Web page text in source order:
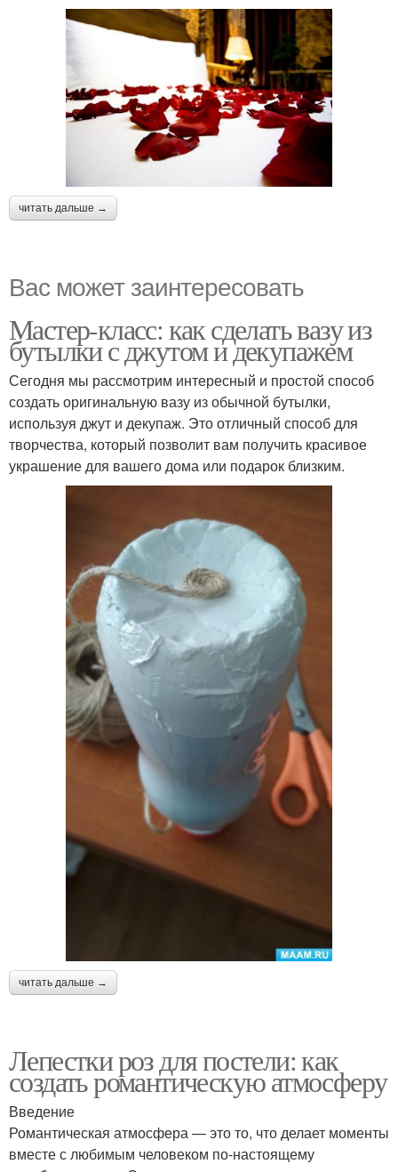
читать дальше →
Вас может заинтересовать
Мастер-класс: как сделать вазу из
бутылки с джутом и декупажем
Сегодня мы рассмотрим интересный и простой способ
создать оригинальную вазу из обычной бутылки,
используя джут и декупаж. Это отличный способ для
творчества, который позволит вам получить красивое
украшение для вашего дома или подарок близким.
читать дальше →
Лепестки роз для постели: как
создать романтическую атмосферу
Введение
Романтическая атмосфера — это то, что делает моменты
вместе с любимым человеком по-настоящему